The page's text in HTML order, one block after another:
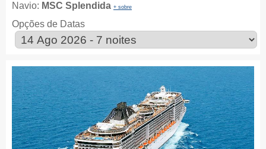
Navio: MSC Splendida + sobre
Opções de Datas